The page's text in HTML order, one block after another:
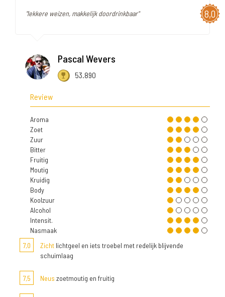
8,0
"lekkere weizen, makkelijk doordrinkbaar"
Pascal Wevers
53.890
Review
Aroma
Zoet
Zuur
Bitter
Fruitig
Moutig
Kruidig
Body
Koolzuur
Alcohol
Intensit.
Nasmaak
7,0
Zicht lichtgeel en iets troebel met redelijk blijvende
schuimlaag
7,5 Neus zoetmoutig en fruitig